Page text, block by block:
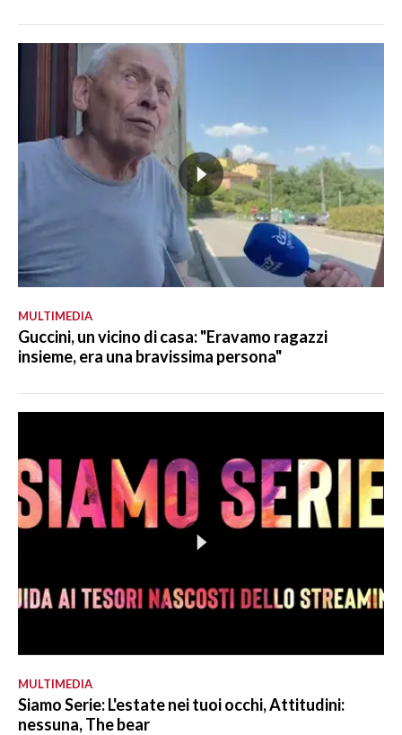
MULTIMEDIA
Guccini, un vicino di casa: "Eravamo ragazzi
insieme, era una bravissima persona"
MULTIMEDIA
Siamo Serie: L'estate nei tuoi occhi, Attitudini:
nessuna, The bear